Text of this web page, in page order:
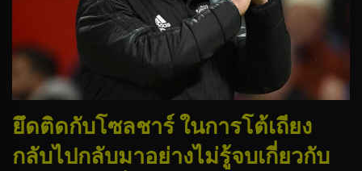
ยึดติดกับโซลชาร์ ในการโต้เถียง
กลับไปกลับมาอย่างไม่รู้จบเกี่ยวกับ